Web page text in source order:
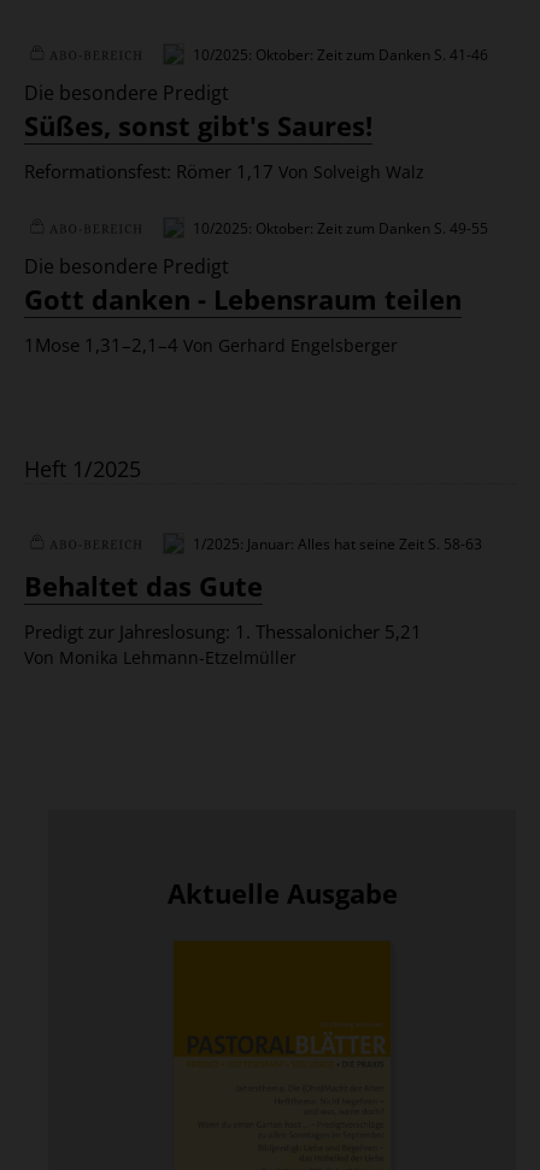
10/2025: Oktober: Zeit zum Danken S. 41-46
Die besondere Predigt
:
Süßes, sonst gibt's Saures!
Reformationsfest: Römer 1,17 Von Solveigh Walz
10/2025: Oktober: Zeit zum Danken S. 49-55
Die besondere Predigt
:
Gott danken - Lebensraum teilen
1Mose 1,31–2,1–4 Von Gerhard Engelsberger
Heft 1/2025
1/2025: Januar: Alles hat seine Zeit S. 58-63
Behaltet das Gute
Predigt zur Jahreslosung: 1. Thessalonicher 5,21
Von Monika Lehmann-Etzelmüller
Aktuelle Ausgabe